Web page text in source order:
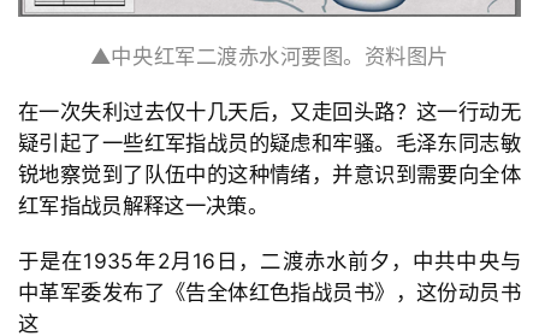
首
页
章
分
类
▲中央红军二渡赤水河要图。资料图片
在一次失利过去仅十几天后，又走回头路？这一行动无
疑引起了一些红军指战员的疑虑和牢骚。毛泽东同志敏
锐地察觉到了队伍中的这种情绪，并意识到需要向全体
红军指战员解释这一决策。
于是在1935年2月 16日，二渡赤水前夕，中共中央与
中革军委发布了《告全体红色指战员书》，这份动员书
这